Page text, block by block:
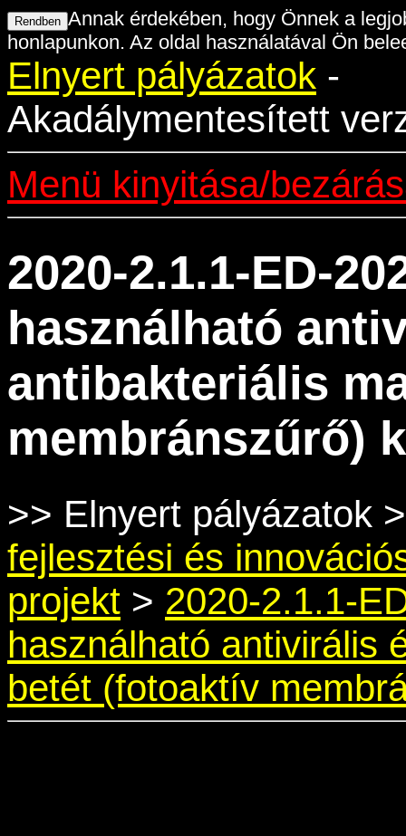
Annak érdekében, hogy Önnek a
honlapunkon. Az oldal használatával Ön
Elnyert pályázatok -
Akadálymentesített
Menü kinyitása/
2020-2.1.1-ED-
használható
antibakteriális
membránszűrő)
>> Elnyert pályázatok
fejlesztési és
projekt > 2020-2.1.1-
használható antivirális
betét (fotoaktív